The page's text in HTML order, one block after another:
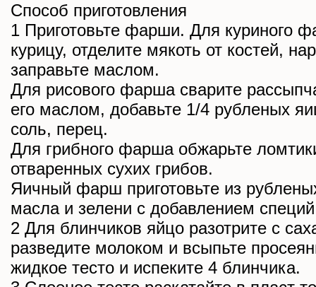
Способ приготовления
1 Приготовьте фарши. Для куриного
курицу, отделите мякоть от костей,
заправьте маслом.
Для рисового фарша сварите
его маслом, добавьте 1/4 рубленых
соль, перец.
Для грибного фарша обжарьте
отваренных сухих грибов.
Яичный фарш приготовьте из
масла и зелени с добавлением
2 Для блинчиков яйцо разотрите с
разведите молоком и всыпьте
жидкое тесто и испеките 4 блинчика.